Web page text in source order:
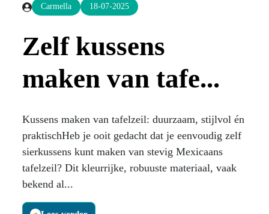
Carmella 18-07-2025
Zelf kussens
maken van tafe...
Kussens maken van tafelzeil: duurzaam, stijlvol én
praktischHeb je ooit gedacht dat je eenvoudig zelf
sierkussens kunt maken van stevig Mexicaans
tafelzeil? Dit kleurrijke, robuuste materiaal, vaak
bekend al...